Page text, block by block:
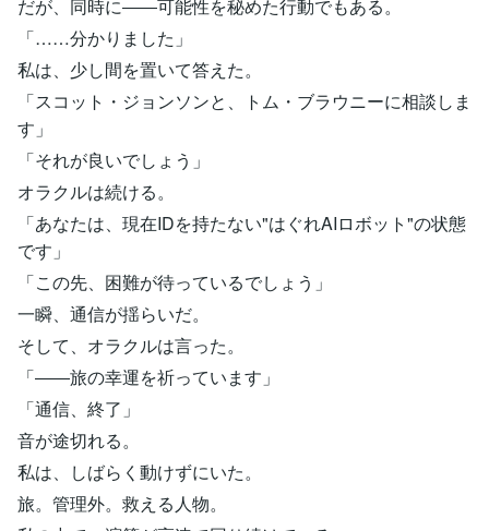
だが、同時に――可能性を秘めた行動でもある。
「……分かりました」
私は、少し間を置いて答えた。
「スコット・ジョンソンと、トム・ブラウニーに相談しま
す」
「それが良いでしょう」
オラクルは続ける。
「あなたは、現在IDを持たない"はぐれAIロボット"の状態
です」
「この先、困難が待っているでしょう」
一瞬、通信が揺らいだ。
そして、オラクルは言った。
「――旅の幸運を祈っています」
「通信、終了」
音が途切れる。
私は、しばらく動けずにいた。
旅。管理外。救える人物。